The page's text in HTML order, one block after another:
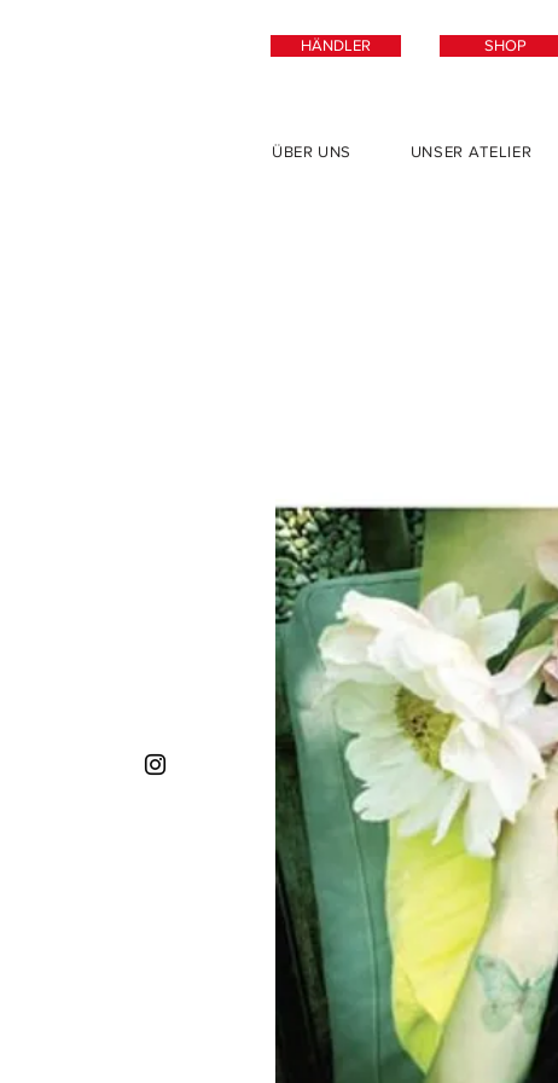
HÄNDLER SHOP
ÜBER UNS UNSER ATELIER